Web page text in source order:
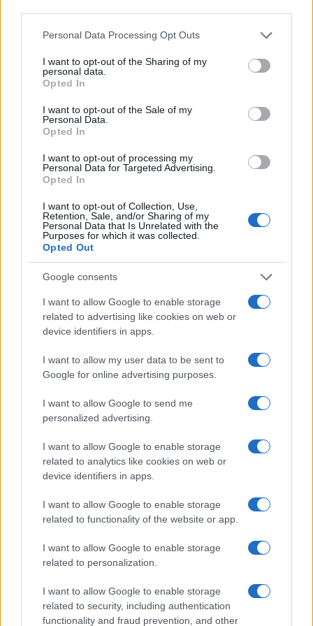
Please note that this website/app uses one or more Google
not limited to your visit or usage behaviour. You may click to
grant or deny consent to Google and its third-party tags to
use your data for below specified purposes in below Google
consent section.
Personal Data Processing Opt Outs
I want to opt-out of the Sharing of my
personal data.
Opted In
I want to opt-out of the Sale of my
Personal Data.
Opted In
I want to opt-out of processing my
Personal Data for Targeted Advertising.
Opted In
I want to opt-out of Collection, Use,
Retention, Sale, and/or Sharing of my
Personal Data that Is Unrelated with the
Purposes for which it was collected.
Opted Out
Google consents
I want to allow Google to enable storage
related to advertising like cookies on web or
device identifiers in apps.
I want to allow my user data to be sent to
Google for online advertising purposes.
I want to allow Google to send me
personalized advertising.
I want to allow Google to enable storage
related to analytics like cookies on web or
device identifiers in apps.
I want to allow Google to enable storage
related to functionality of the website or app.
I want to allow Google to enable storage
related to personalization.
I want to allow Google to enable storage
related to security, including authentication
functionality and fraud prevention, and other
lépésre van az éhínségtől”.
Jemenben 2014 óta dúl polgárháború. A
szaúdi vezetésű arab koalíció 2015 tavaszán
avatkozott be a konfliktusba, miután a
húszik elfoglalták a fővárost, Szanaát és
elűzték az ország nemzetközileg elismert
működik.
A világ egyik legsúlyosabb humanitárius
válságát kiváltó jemeni konfliktusban 2015
óta mintegy 10 ezren haltak meg,
többségükben polgári személyek, és több
mint 60 ezren sebesültek meg az
Egészségügyi Világszervezet (WHO) nem
végleges adatai szerint. Civil szervezetek
szerint a halottak száma ennél jóval
magasabb, egyesek szerint akár az ENSZ
adatainak ötszörösét is elérik. Mindeközben
milliókat fenyeget az éhínség veszélye.